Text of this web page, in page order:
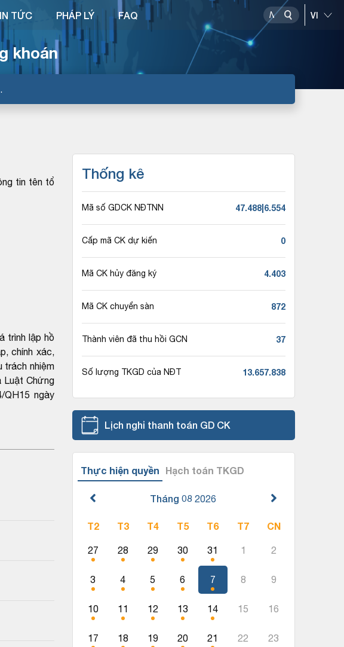
khoán
TỨC PHÁP LÝ FAQ
tin tên tổ
trình lập hồ
chính xác,
trách nhiệm
Luật Chứng
QH15 ngày
Thống kê
Mã số GDCK NĐTNN 47.488|6.554
Cấp mã CK dự kiến 0
Mã CK hủy đăng ký 4.403
Mã CK chuyển sàn 872
Thành viên đã thu hồi GCN 37
Số lượng TKGD của NĐT 13.657.838
Lịch nghỉ thanh toán GD CK
Thực hiện quyền Hạch toán TKGD
Tháng 08 2026
T2 T3 T4 T5 T6 T7 CN
27 28 29 30 31 1 2
3 4 5 6 7 8 9
10 11 12 13 14 15 16
17 18 19 20 21 22 23